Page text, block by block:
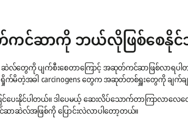
င်ဆာကို ဘယ်လိုဖြစ်စေနို
ကို ပျက်စီးစေတာကြောင့် အဆုတ်ကင်ဆာဖြစ်လာရပါတယ်
ရှိုက်မိတဲ့အခါ carcinogens တွေက အဆုတ်တစ်ရှူးတွေကို ချက်
ပေးနိုင်ပါတယ်။ ဒါပေမယ့် ဆေးလိပ်သောက်တာကြာလာလ
ဆဲလ်အဖြစ်ကို ပြောင်းလဲလာပါတော့တယ်။